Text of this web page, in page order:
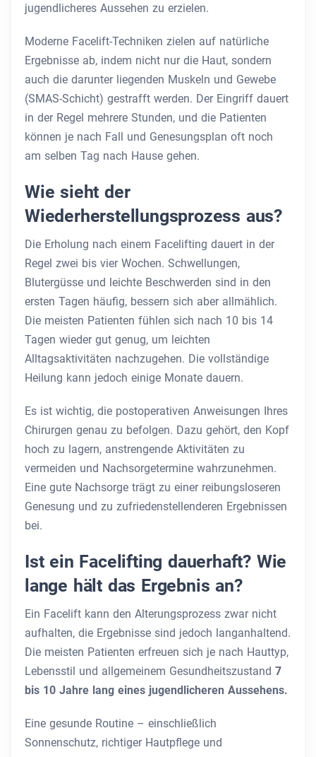
jugendlicheres Aussehen zu erzielen.
Moderne Facelift-Techniken zielen auf natürliche
Ergebnisse ab, indem nicht nur die Haut, sondern
auch die darunter liegenden Muskeln und Gewebe
(SMAS-Schicht) gestrafft werden. Der Eingriff dauert
in der Regel mehrere Stunden, und die Patienten
können je nach Fall und Genesungsplan oft noch
am selben Tag nach Hause gehen.
Wie sieht der
Wiederherstellungsprozess aus?
Die Erholung nach einem Facelifting dauert in der
Regel zwei bis vier Wochen. Schwellungen,
Blutergüsse und leichte Beschwerden sind in den
ersten Tagen häufig, bessern sich aber allmählich.
Die meisten Patienten fühlen sich nach 10 bis 14
Tagen wieder gut genug, um leichten
Alltagsaktivitäten nachzugehen. Die vollständige
Heilung kann jedoch einige Monate dauern.
Es ist wichtig, die postoperativen Anweisungen Ihres
Chirurgen genau zu befolgen. Dazu gehört, den Kopf
hoch zu lagern, anstrengende Aktivitäten zu
vermeiden und Nachsorgetermine wahrzunehmen.
Eine gute Nachsorge trägt zu einer reibungsloseren
Genesung und zu zufriedenstellenderen Ergebnissen
bei.
Ist ein Facelifting dauerhaft? Wie
lange hält das Ergebnis an?
Ein Facelift kann den Alterungsprozess zwar nicht
aufhalten, die Ergebnisse sind jedoch langanhaltend.
Die meisten Patienten erfreuen sich je nach Hauttyp,
Lebensstil und allgemeinem Gesundheitszustand 7
bis 10 Jahre lang eines jugendlicheren Aussehens.
Eine gesunde Routine – einschließlich
Sonnenschutz, richtiger Hautpflege und